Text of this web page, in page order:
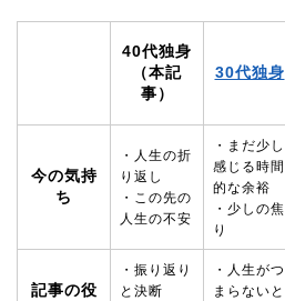
40代独身
（本記
事）
30代独身
今の気持
ち
・人生の折
り返し
・この先の
人生の不安
・まだ少し
感じる時間
的な余裕
・少しの焦
り
記事の役
・振り返り
と決断
・人生がつ
まらないと